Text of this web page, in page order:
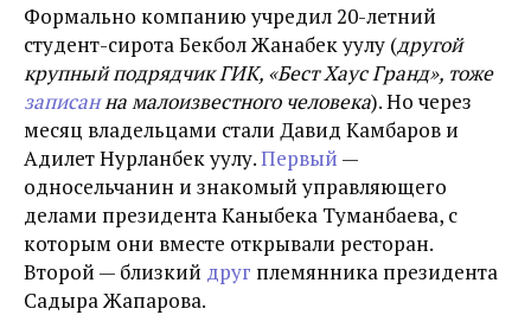
Формально компанию учредил 20-летний
студент-сирота Бекбол Жанабек уулу (другой
крупный подрядчик ГИК, «Бест Хаус Гранд», тоже
записанна малоизвестного человека). Но через
месяц владельцами стали Давид Камбаров и
Адилет Нурланбек уулу.Первый —
односельчанин и знакомый управляющего
делами президента Каныбека Туманбаева, с
которым они вместе открывали ресторан.
Второй — близкий друг племянника президента
Садыра Жапарова.